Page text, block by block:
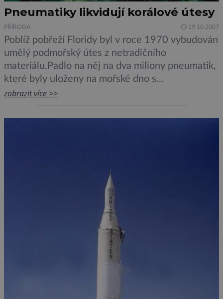
Pneumatiky likvidují korálové útesy
PŘÍRODA 19.10.2007
Poblíž pobřeží Floridy byl v roce 1970 vybudován
umělý podmořský útes z netradičního
materiálu.Padlo na něj na dva miliony pneumatik,
které byly uloženy na mořské dno s
předpokladem, že se na nich usadí koráli a najdou
ohrožené korálové útesy zachránit, ale stal se
zobrazit více >>